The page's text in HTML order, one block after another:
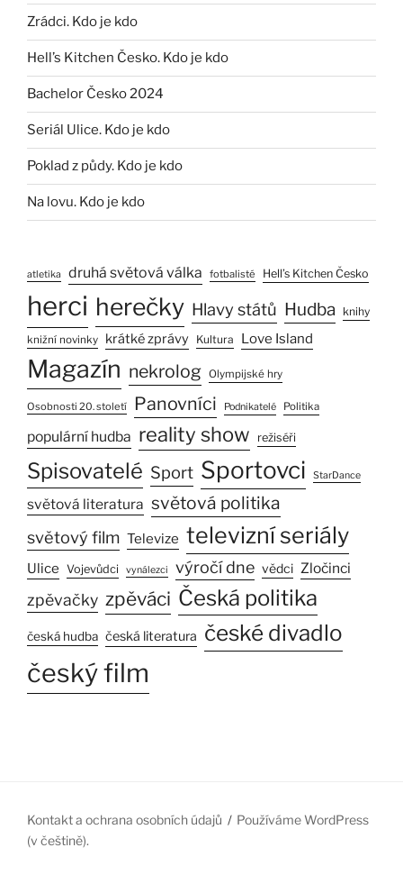
Zrádci. Kdo je kdo
Hell’s Kitchen Česko. Kdo je kdo
Bachelor Česko 2024
Seriál Ulice. Kdo je kdo
Poklad z půdy. Kdo je kdo
Na lovu. Kdo je kdo
atletika druhá světová válka fotbalisté Hell’s Kitchen Česko
herci herečky Hlavy států Hudba knihy
knižní novinky krátké zprávy Kultura Love Island
Magazín nekrolog Olympijské hry
Osobnosti 20. století Panovníci Podnikatelé Politika
populární hudba reality show režiséři
Spisovatelé Sport Sportovci StarDance
světová literatura světová politika
světový film Televize televizní seriály
Ulice Vojevůdci vynálezci výročí dne vědci Zločinci
zpěvačky zpěváci Česká politika
česká hudba česká literatura české divadlo
český film
Kontakt a ochrana osobních údajů
Používáme WordPress
(v češtině).